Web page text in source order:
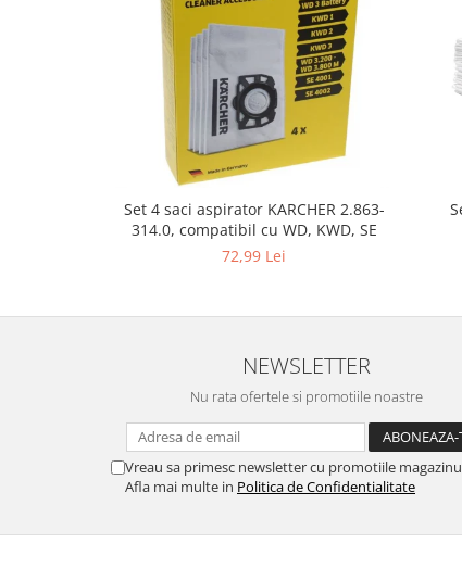
Gaming, Carti & Birotica
Console, Jocuri & Accesorii
Ingrijire personala & Cosmetice
Accesorii aparate de ras electrice
Accesorii aparate hair styling
Igiena dentara
Jucarii, Copii & Bebe
Set 4 saci aspirator KARCHER 2.863-
314.0, compatibil cu WD, KWD, SE
72,99 Lei
NEWSLETTER
Nu rata ofertele si promotiile noastre
Vreau sa primesc newsletter cu promotiile
Afla mai multe in Politica de Confidentialitate